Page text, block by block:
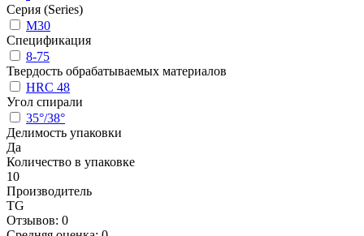
Серия (Series)
M30
Спецификация
8-75
Твердость обрабатываемых материалов
HRC 48
Угол спирали
35°/38°
Делимость упаковки
Да
Количество в упаковке
10
Производитель
TG
Отзывов: 0